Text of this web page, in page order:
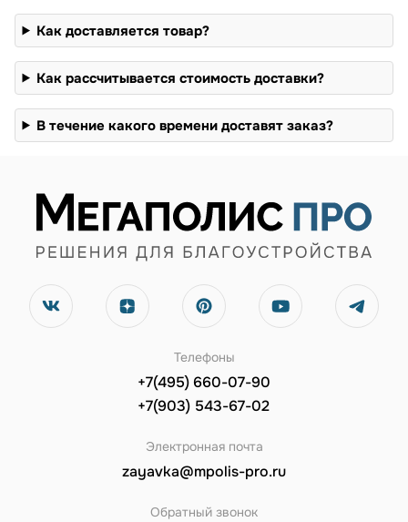
Как доставляется товар?
Как рассчитывается стоимость доставки?
В течение какого времени доставят заказ?
Телефоны
+7(495) 660-07-90
+7(903) 543-67-02
Электронная почта
zayavka@mpolis-pro.ru
Обратный звонок